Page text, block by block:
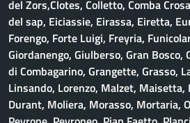
del Zors,Clotes, Colletto, Comba
del sap, Eiciassie, Eirassa, Eiretta,
Forengo, Forte Luigi, Freyria,
Giordanengo, Giulberso, Gran Bosco,
di Combagarino, Grangette, Grasso,
Linsando, Lorenzo, Malzet,
Durant, Moliera, Morasso, Mortaria,